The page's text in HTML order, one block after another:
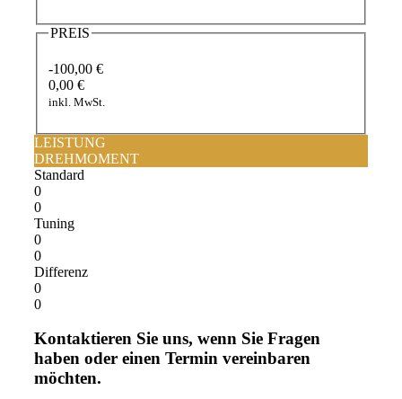
PREIS
-100,00 €
0,00 €
inkl. MwSt.
LEISTUNG
DREHMOMENT
Standard
0
0
Tuning
0
0
Differenz
0
0
Kontaktieren Sie uns, wenn Sie Fragen
haben oder einen Termin vereinbaren
möchten.